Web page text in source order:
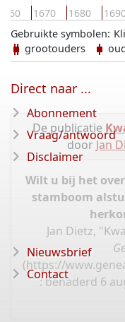
1670 1680
Gebruikte symbolen:
grootouders
De publicatie
door Jan
Wilt u bij het
stamboom
Jan Dietz,
(https://
: benaderd 6
Direct naar ...
Abonnement
Vraag/antwoord
Disclaimer
Nieuwsbrief
Contact